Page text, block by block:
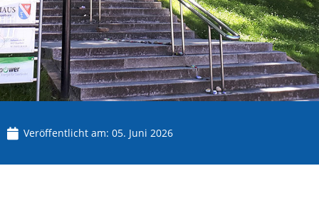
Veröffentlicht am: 05. Juni 2026